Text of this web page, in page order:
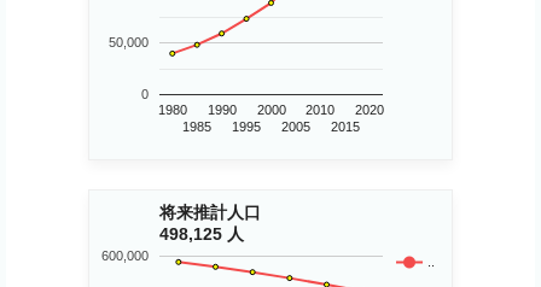
1980
1985
1990
1995
2000
2005
2010
2015
2020
0
50,000
将来推計人口
498,125 人
..
600,000